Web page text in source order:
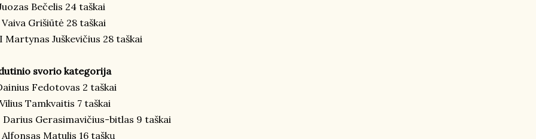
Bečelis 24 taškai
Grišiūtė 28 taškai
Martynas Juškevičius 28 taškai
svorio kategorija
Fedotovas 2 taškai
Tamkvaitis 7 taškai
Gerasimavičius-bitlas 9 taškai
Matulis 16 taškų